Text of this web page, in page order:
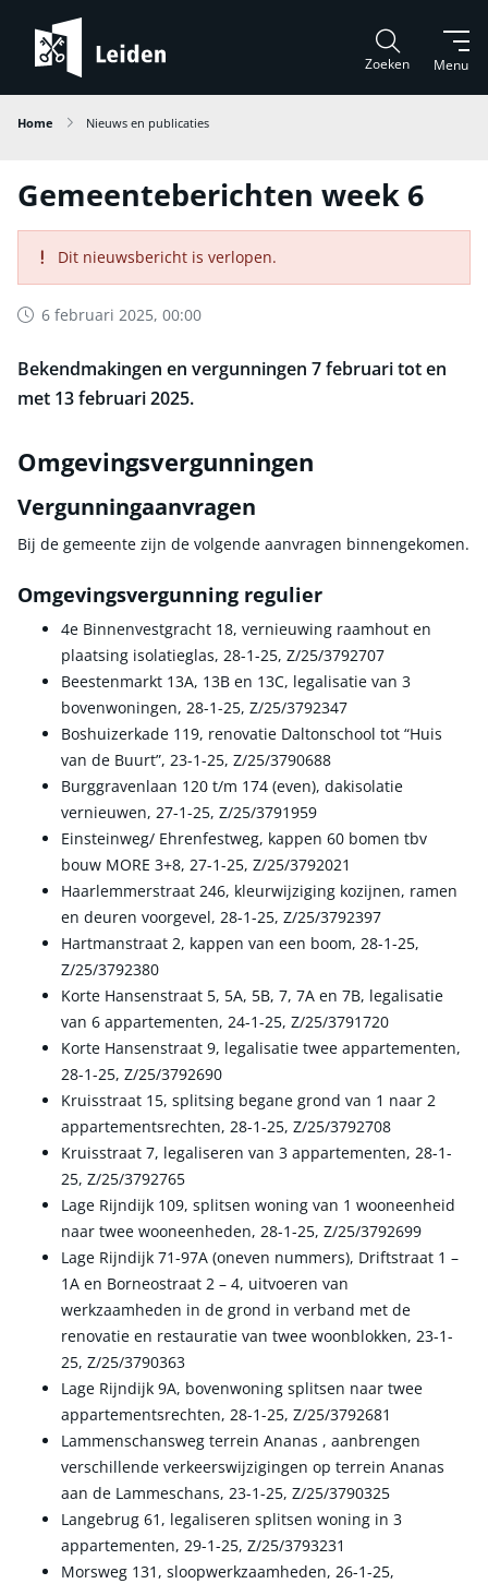
Menu
Zoeken
Home Nieuws en publicaties
Gemeenteberichten week 6
Dit nieuwsbericht is verlopen.
6 februari 2025, 00:00
Bekendmakingen en vergunningen 7 februari tot en
met 13 februari 2025.
Omgevingsvergunningen
Vergunningaanvragen
Bij de gemeente zijn de volgende aanvragen binnengekomen.
Omgevingsvergunning regulier
4e Binnenvestgracht 18, vernieuwing raamhout en
plaatsing isolatieglas, 28-1-25, Z/25/3792707
Beestenmarkt 13A, 13B en 13C, legalisatie van 3
bovenwoningen, 28-1-25, Z/25/3792347
Boshuizerkade 119, renovatie Daltonschool tot “Huis
van de Buurt”, 23-1-25, Z/25/3790688
Burggravenlaan 120 t/m 174 (even), dakisolatie
vernieuwen, 27-1-25, Z/25/3791959
Einsteinweg/ Ehrenfestweg, kappen 60 bomen tbv
bouw MORE 3+8, 27-1-25, Z/25/3792021
Haarlemmerstraat 246, kleurwijziging kozijnen, ramen
en deuren voorgevel, 28-1-25, Z/25/3792397
Hartmanstraat 2, kappen van een boom, 28-1-25,
Z/25/3792380
Korte Hansenstraat 5, 5A, 5B, 7, 7A en 7B, legalisatie
van 6 appartementen, 24-1-25, Z/25/3791720
Korte Hansenstraat 9, legalisatie twee appartementen,
28-1-25, Z/25/3792690
Kruisstraat 15, splitsing begane grond van 1 naar 2
appartementsrechten, 28-1-25, Z/25/3792708
Kruisstraat 7, legaliseren van 3 appartementen, 28-1-
25, Z/25/3792765
Lage Rijndijk 109, splitsen woning van 1 wooneenheid
naar twee wooneenheden, 28-1-25, Z/25/3792699
Lage Rijndijk 71-97A (oneven nummers), Driftstraat 1 –
1A en Borneostraat 2 – 4, uitvoeren van
werkzaamheden in de grond in verband met de
renovatie en restauratie van twee woonblokken, 23-1-
25, Z/25/3790363
Lage Rijndijk 9A, bovenwoning splitsen naar twee
appartementsrechten, 28-1-25, Z/25/3792681
Lammenschansweg terrein Ananas , aanbrengen
verschillende verkeerswijzigingen op terrein Ananas
aan de Lammeschans, 23-1-25, Z/25/3790325
Langebrug 61, legaliseren splitsen woning in 3
appartementen, 29-1-25, Z/25/3793231
Morsweg 131, sloopwerkzaamheden, 26-1-25,